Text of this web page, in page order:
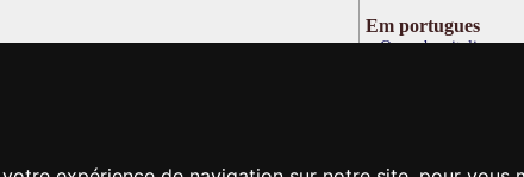
Em portugues
Os verbos italianos
Ιταλικό Λεξικό